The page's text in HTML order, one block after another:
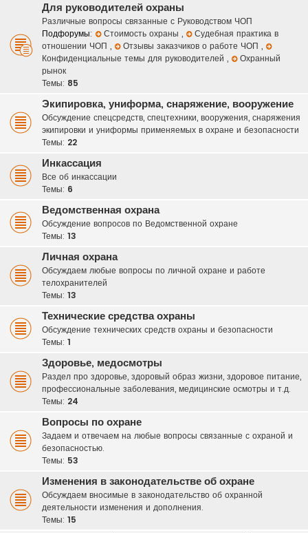
Для руководителей охраны
Различные вопросы связанные с Руководством ЧОП
Подфорумы:
Стоимость охраны ,
Судебная практика в
отношении ЧОП , Отзывы заказчиков о работе ЧОП ,
Конфиденциальные темы для руководителей ,
Охранный
рынок
Темы: 85
Экипировка, униформа, снаряжение, вооружение
Обсуждение спецсредств, спецтехники, вооружения, снаряжения
экипировки и униформы применяемых в охране и безопасности
Темы: 22
Инкассация
Все об инкассации
Темы: 6
Ведомственная охрана
Обсуждение вопросов по Ведомственной охране
Темы: 13
Личная охрана
Обсуждаем любые вопросы по личной охране и работе
телохранителей
Темы: 13
Технические средства охраны
Обсуждение технических средств охраны и безопасности
Темы: 1
Здоровье, медосмотры
Раздел про здоровье, здоровый образ жизни, здоровое питание,
профессиональные заболевания, медицинские осмотры и т.д.
Темы: 24
Вопросы по охране
Задаем и отвечаем на любые вопросы связанные с охраной и
безопасностью.
Темы: 53
Изменения в законодательстве об охране
Обсуждаем вносимые в законодательство об охранной
деятельности изменения и дополнения.
Темы: 15